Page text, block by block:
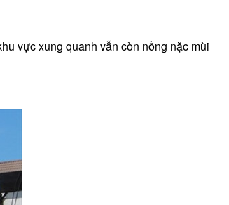
vực xung quanh vẫn còn nồng nặc mùi